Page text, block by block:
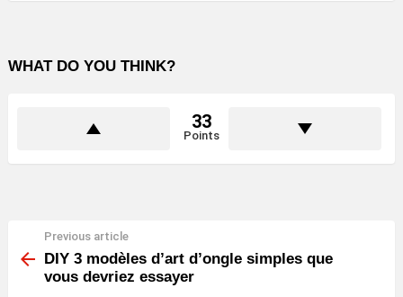
WHAT DO YOU THINK?
33
Points
more
Previous article
DIY 3 modèles d’art d’ongle simples que
vous devriez essayer